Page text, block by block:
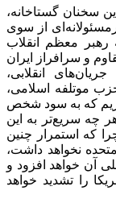
سخنان گستاخانه،
از سوی
رهبر معظم انقلاب
و سرافراز ایران
انقلابی،
موتلفه اسلامی،
که به سود شخص
چه سریع‌تر به این
که استمرار چنین
نخواهد داشت،
آن خواهد افزود و
را تشدید خواهد